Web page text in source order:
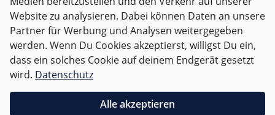
Alle Preise inkl. gesetzl. Mehrwertsteuer zzgl.Versandkosten
und ggf. Nachnahmegebühren, wenn nicht anders
angegeben.
Für Deutschland sind Bestellungen ab 50,- EUR
versandkostenfrei.
Website zu analysieren. Dabei können Daten an unsere
Partner für Werbung und Analysen weitergegeben
werden. Wenn Du Cookies akzeptierst, willigst Du ein,
dass ein solches Cookie auf deinem Endgerät gesetzt
wird. Datenschutz
Alle akzeptieren